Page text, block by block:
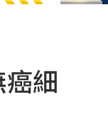
細